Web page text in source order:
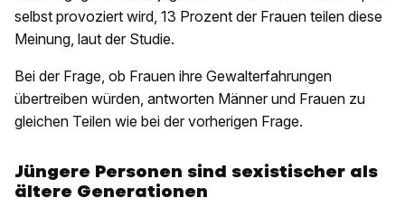
selbst provoziert wird, 13 Prozent der Frauen teilen diese
Meinung, laut der Studie.
Bei der Frage, ob Frauen ihre Gewalterfahrungen
übertreiben würden, antworten Männer und Frauen zu
gleichen Teilen wie bei der vorherigen Frage.
Jüngere Personen sind sexistischer als
ältere Generationen